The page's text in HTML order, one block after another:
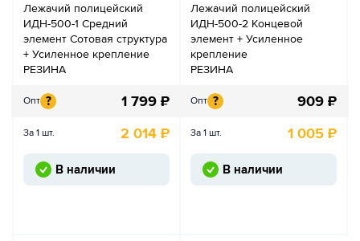
Лежачий полицейский
ИДН-500-1 Средний
элемент Сотовая структура
+ Усиленное крепление
РЕЗИНА
Опт ? 1 799 ₽
За 1 шт. 2 014 ₽
В наличии
Лежачий полицейский
ИДН-500-2 Концевой
элемент + Усиленное
крепление
РЕЗИНА
Опт ? 909 ₽
За 1 шт. 1 005 ₽
В наличии